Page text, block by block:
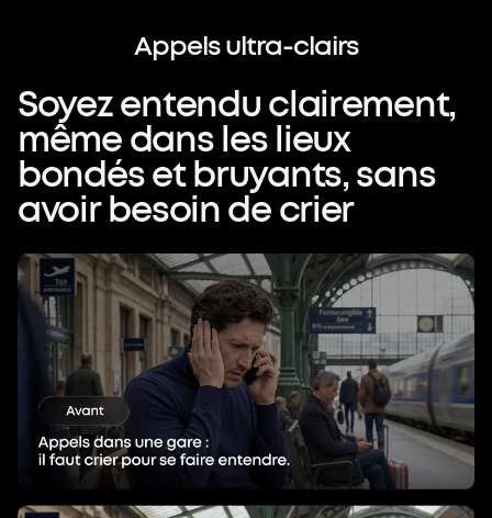
Soyez entendu
clairement.
Quand votre interlocuteur vous dit «je
ne vous entends pas »,
cela ne brise pas seulement la
conversation :
également.
La technologie doit garantir une clarté
absolue, dans toutes les situations.
Appelsultra-clairs
Soyezentenduclairement,
mêmedans les lieux
bondéset bruyants,sans
avoirbesoindecrier